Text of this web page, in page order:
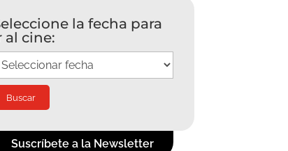
la fecha para
al cine:
Suscríbete a la Newsletter